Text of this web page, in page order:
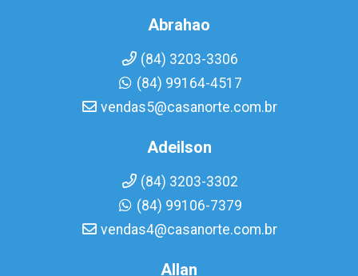
Abrahao
(84) 3203-3306
(84) 99164-4517
vendas5@casanorte.com.br
Adeilson
(84) 3203-3302
(84) 99106-7379
vendas4@casanorte.com.br
Allan